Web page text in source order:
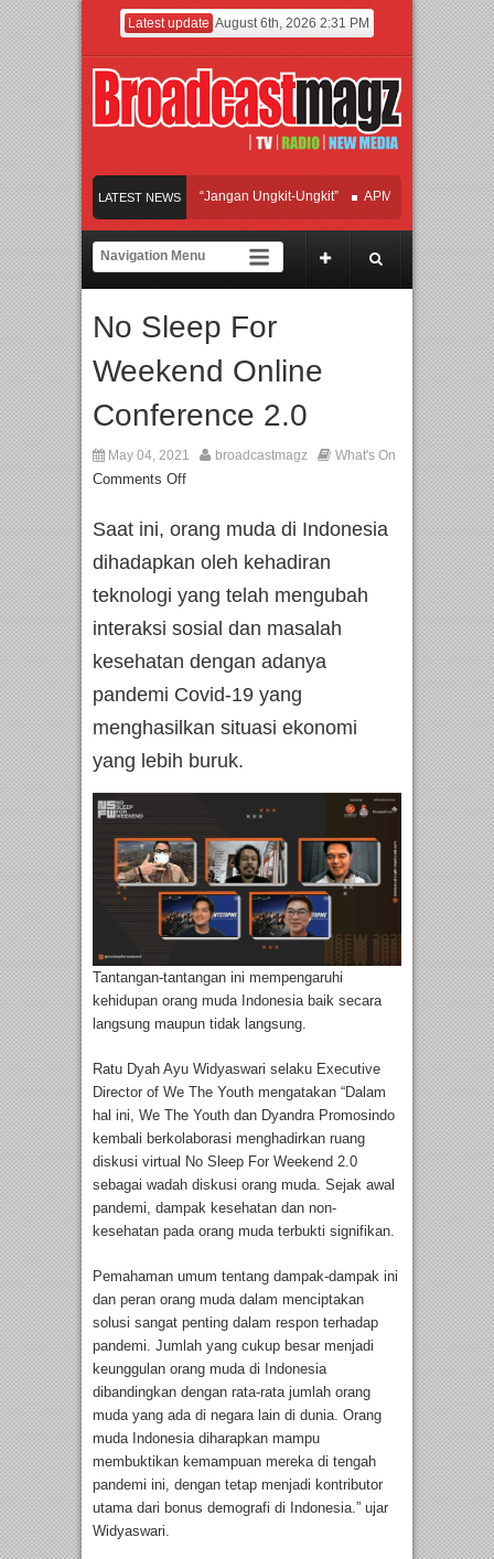
Latest update August 6th, 2026 2:31 PM
LATEST NEWS
Hadirkan Hipdut Modern “Jangan Ungkit-Ungkit” APMF 2026 Dorong
Perpaduan Warisan Dan Semangat Lokal, BIRKENSTOCK INDONESIA
Orchestra Presents The Beatles & Queen – feat. Marcello Tahitoe dan Sandhy
No Sleep For
Weekend Online
Conference 2.0
May 04, 2021 broadcastmagz What's On
Comments Off
Saat ini, orang muda di Indonesia
dihadapkan oleh kehadiran
teknologi yang telah mengubah
interaksi sosial dan masalah
kesehatan dengan adanya
pandemi Covid-19 yang
menghasilkan situasi ekonomi
yang lebih buruk.
Tantangan-tantangan ini mempengaruhi
kehidupan orang muda Indonesia baik secara
langsung maupun tidak langsung.
Ratu Dyah Ayu Widyaswari selaku Executive
Director of We The Youth mengatakan “Dalam
hal ini, We The Youth dan Dyandra Promosindo
kembali berkolaborasi menghadirkan ruang
diskusi virtual No Sleep For Weekend 2.0
sebagai wadah diskusi orang muda. Sejak awal
pandemi, dampak kesehatan dan non-
kesehatan pada orang muda terbukti signifikan.
Pemahaman umum tentang dampak-dampak ini
dan peran orang muda dalam menciptakan
solusi sangat penting dalam respon terhadap
pandemi. Jumlah yang cukup besar menjadi
keunggulan orang muda di Indonesia
dibandingkan dengan rata-rata jumlah orang
muda yang ada di negara lain di dunia. Orang
muda Indonesia diharapkan mampu
membuktikan kemampuan mereka di tengah
pandemi ini, dengan tetap menjadi kontributor
utama dari bonus demografi di Indonesia.” ujar
Widyaswari.